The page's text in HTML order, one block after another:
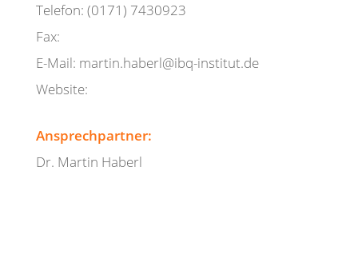
Telefon: (0171) 7430923
Fax:
E-Mail: martin.haberl@ibq-institut.de
Website:
Ansprechpartner:
Dr. Martin Haberl